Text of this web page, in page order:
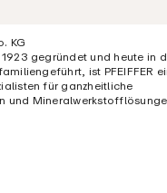
KG
gegründet und heute in
ist PFEIFFER
für ganzheitliche
und